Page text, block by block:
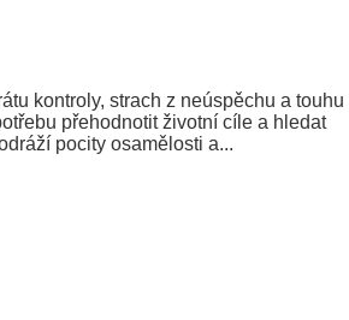
kontroly, strach z neúspěchu a touhu
přehodnotit životní cíle a hledat
pocity osamělosti a...